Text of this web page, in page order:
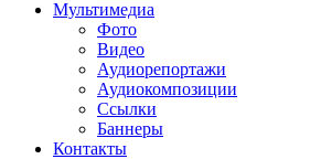
Мультимедиа
Фото
Видео
Аудиорепортажи
Аудиокомпозиции
Ссылки
Баннеры
Контакты